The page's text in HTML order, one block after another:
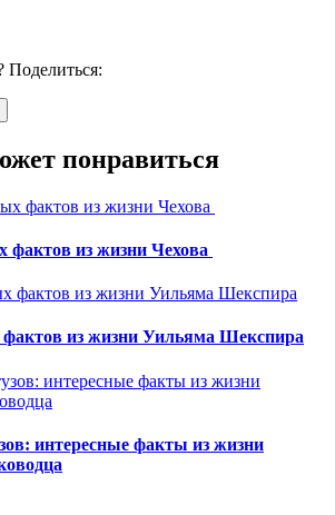
Поделиться:
понравиться
фактов из жизни Чехова
фактов из жизни Уильяма Шекспира
интересные факты из жизни